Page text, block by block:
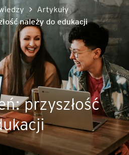
Artykuły
należy do edukacji
przyszłość